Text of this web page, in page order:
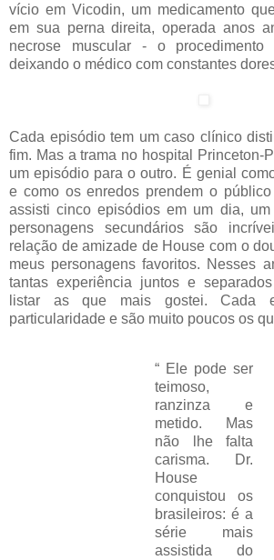
vício em Vicodin, um medicamento
em sua perna direita, operada anos
necrose muscular - o
deixando o médico com constantes
Cada episódio tem um caso clínico
fim. Mas a trama no hospital Princeton-
um episódio para o outro. É genial
e como os enredos prendem o
assisti cinco episódios em um dia,
personagens secundários são
relação de amizade de House com o
meus personagens favoritos. Nesses
tantas experiência juntos e
listar as que mais gostei. Cada
particularidade e são muito poucos os
“ Ele pode ser
teimoso,
ranzinza e
metido. Mas
não lhe falta
carisma. Dr.
House
conquistou os
brasileiros: é a
série mais
assistida do